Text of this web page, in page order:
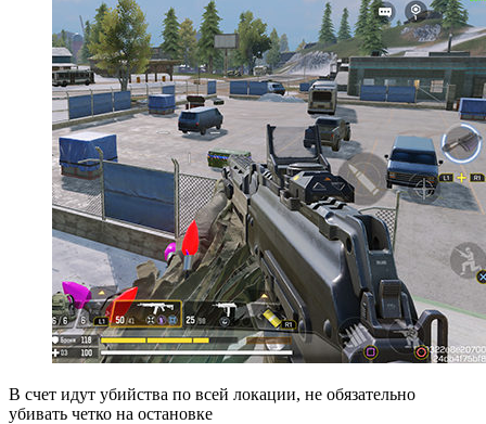
В счет идут убийства по всей локации, не обязательно
убивать четко на остановке